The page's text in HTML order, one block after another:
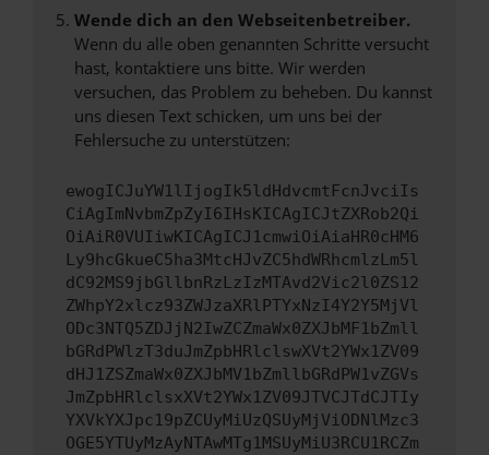
Wende dich an den Webseitenbetreiber.
Wenn du alle oben genannten Schritte versucht
hast, kontaktiere uns bitte. Wir werden
versuchen, das Problem zu beheben. Du kannst
uns diesen Text schicken, um uns bei der
Fehlersuche zu unterstützen:
ewogICJuYW1lIjogIk5ldHdvcmtFcnJvciIs
CiAgImNvbmZpZyI6IHsKICAgICJtZXRob2Qi
OiAiR0VUIiwKICAgICJ1cmwiOiAiaHR0cHM6
Ly9hcGkueC5ha3MtcHJvZC5hdWRhcmlzLm5l
dC92MS9jbGllbnRzLzIzMTAvd2Vic2l0ZS12
ZWhpY2xlcz93ZWJzaXRlPTYxNzI4Y2Y5MjVl
ODc3NTQ5ZDJjN2IwZCZmaWx0ZXJbMF1bZmll
bGRdPWlzT3duJmZpbHRlclswXVt2YWx1ZV09
dHJ1ZSZmaWx0ZXJbMV1bZmllbGRdPW1vZGVs
JmZpbHRlclsxXVt2YWx1ZV09JTVCJTdCJTIy
YXVkYXJpc19pZCUyMiUzQSUyMjViODNlMzc3
OGE5YTUyMzAyNTAwMTg1MSUyMiU3RCU1RCZm